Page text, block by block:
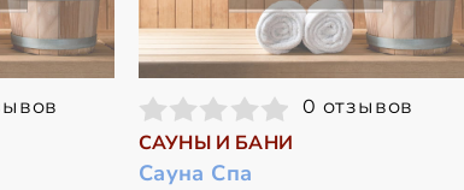
0 отзывов
САУНЫ И БАНИ
Сауна Спа